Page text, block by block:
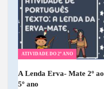
ATIVIDADE DO 2º ANO
A Lenda Erva- Mate 2º ao
5º ano